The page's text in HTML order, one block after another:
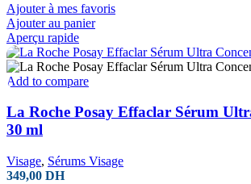
Ajouter à mes favoris
Ajouter au panier
Aperçu rapide
Add to compare
La Roche Posay Effaclar Sérum
30 ml
Visage, Sérums Visage
349,00 DH